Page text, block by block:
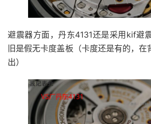
避震器方面，丹东4131还是采用kif避
旧是假无卡度盖板（卡度还是有的，
出）